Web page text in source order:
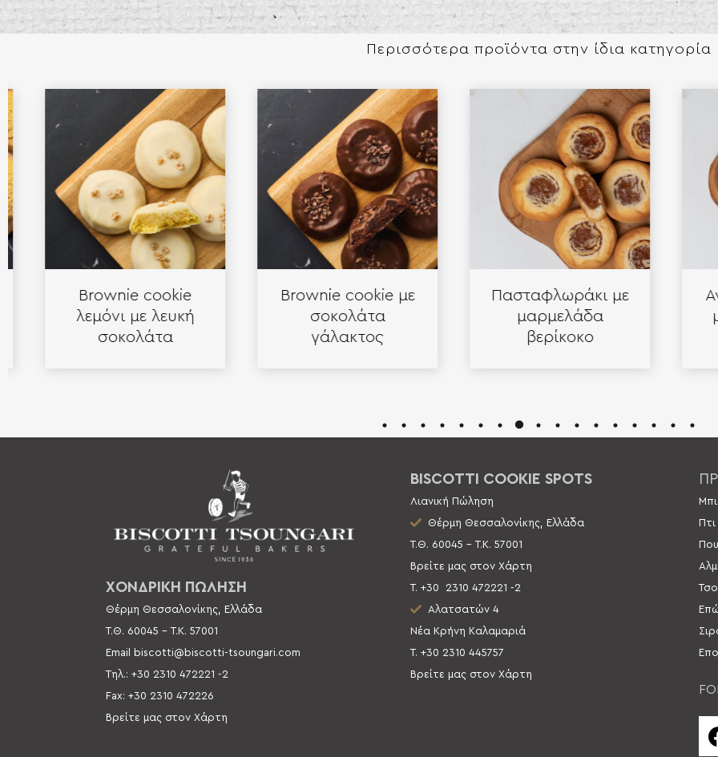
Περισσότερα προϊόντα στην ίδια κατηγορία
Brownie cookie
λεμόνι με λευκή
σοκολάτα
Brownie cookie με
σοκολάτα
γάλακτος
Πασταφλωράκι με
μαρμελάδα
βερίκοκο
με
ΧΟΝΔΡΙΚΗ ΠΩΛΗΣΗ
Θέρμη Θεσσαλονίκης, Ελλάδα
Τ.Θ. 60045 –Τ.Κ. 57001
Email biscotti@biscotti-tsoungari.com
Τηλ.: +30 2310 472221 -2
Fax: +30 2310 472226
Βρείτε μας στον Χάρτη
BISCOTTI COOKIE SPOTS
Λιανική Πώληση
Θέρμη Θεσσαλονίκης, Ελλάδα
Τ.Θ. 60045 – Τ.Κ. 57001
Βρείτε μας στον Χάρτη
Τ. +30
2310 472221 -2
Αλατσατών 4
Νέα Κρήνη Καλαμαριά
Τ. +30 2310 445757
Βρείτε μας στον Χάρτη